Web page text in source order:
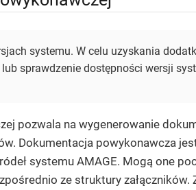
systemu. W celu uzyskania
sprawdzenie dostępności wersji
pozwala na wygenerowanie
Dokumentacja powykonawcza
systemu AMAGE. Mogą one
ze struktury załączników.